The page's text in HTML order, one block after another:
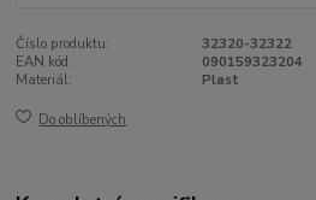
Číslo produktu:
32320-32322
EAN kód:
090159323204
Materiál:
Plast
Do oblíbených